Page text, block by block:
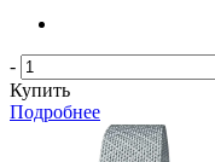
-
Купить
Подробнее